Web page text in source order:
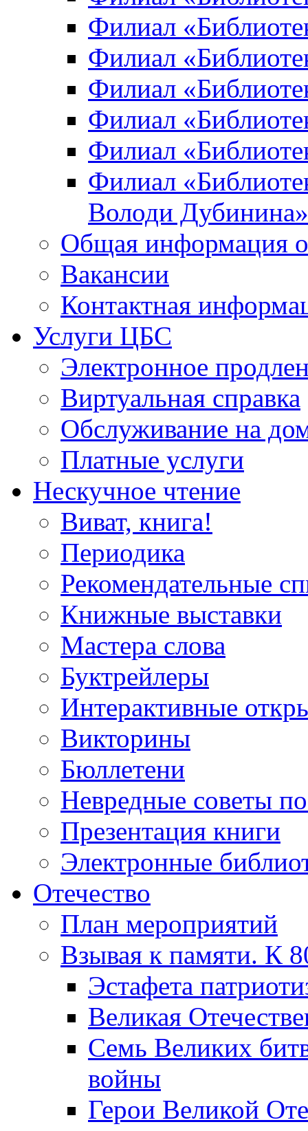
Филиал
Филиал
Филиал
Филиал
Филиал
Филиал
Володи Дубинина»
Общая информация
Вакансии
Контактная
Услуги ЦБС
Электронное
Виртуальная справка
Обслуживание на
Платные услуги
Нескучное чтение
Виват, книга!
Периодика
Рекомендательные
Книжные выставки
Мастера слова
Буктрейлеры
Интерактивные
Викторины
Бюллетени
Невредные советы
Презентация книги
Электронные
Отечество
План мероприятий
Взывая к памяти. К
Эcтафета
Великая
Семь Великих
войны
Герои Великой